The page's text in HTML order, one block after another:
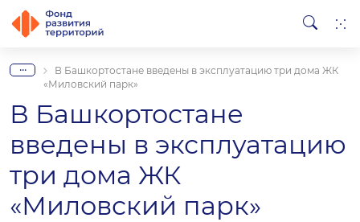
...
В Башкортостане введены в эксплуатацию три дома ЖК
«Миловский парк»
В Башкортостане
введены в эксплуатацию
три дома ЖК
«Миловский парк»